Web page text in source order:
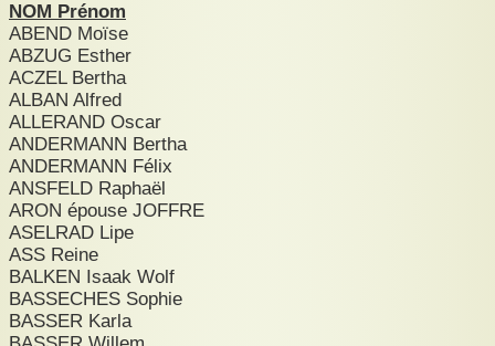
NOM Prénom
ABEND Moïse
ABZUG Esther
ACZEL Bertha
ALBAN Alfred
ALLERAND Oscar
ANDERMANN Bertha
ANDERMANN Félix
ANSFELD Raphaël
ARON épouse JOFFRE
ASELRAD Lipe
ASS Reine
BALKEN Isaak Wolf
BASSECHES Sophie
BASSER Karla